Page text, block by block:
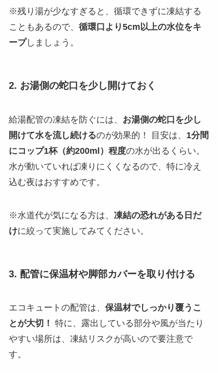
※残り湯が少なすぎると、循環できずに凍結する
こともあるので、 循環口より5cm以上の水位をキ
ープしましょう。
2. お湯側の蛇口を少し開けておく
給湯配管の凍結を防ぐには、 お湯側の蛇口を少し
開けて水を流し続けるのが効果的！ 目安は、 1分間
にコップ1杯（約200ml）程度の水が出るくらい。
水が動いていれば凍りにくくなるので、特に冷え
込む夜はおすすめです。
※水道代が気になる方は、 凍結の恐れがある日だ
けに絞って実施してみてください。
3. 配管に保温材や脚部カバーを取り付ける
エコキュートの配管は、 保温材でしっかり覆うこ
とが大切！ 特に、露出している部分や風が当たり
やすい場所は、凍結リスクが高いので要注意で
す。